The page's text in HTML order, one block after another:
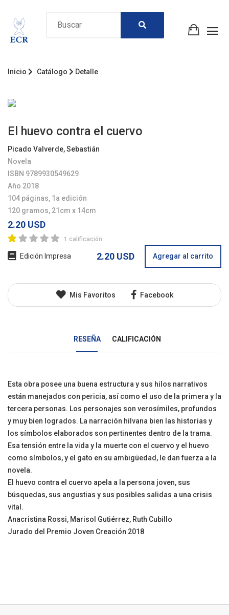
Inicio Catálogo Detalle
El huevo contra el cuervo
Picado Valverde, Sebastián
Novela
ISBN 9789930549629
Año 2018
104 páginas, 1a edición
120 gramos, 21cm x 14cm
2.20 USD
1 calificación
Edición Impresa 2.20 USD Agregar al carrito
Mis Favoritos Facebook
RESEÑA CALIFICACIÓN
Esta obra posee una buena estructura y sus hilos narrativos
están manejados con pericia, así como el uso de la primera y la
tercera personas. Los personajes son verosímiles, profundos
y muy bien logrados. La narración hilvana bien las historias y
los símbolos elaborados son pertinentes dentro de la trama.
Esa tensión entre la vida y la muerte con el cuervo y el huevo
como símbolos, y el gato en su ambigüedad, le dan fuerza a la
novela.
El huevo contra el cuervo apela a la persona joven, sus
búsquedas, sus angustias y sus posibles salidas a una crisis
vital.
Anacristina Rossi, Marisol Gutiérrez, Ruth Cubillo
Jurado del Premio Joven Creación 2018